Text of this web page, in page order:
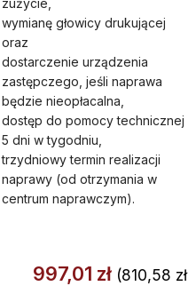
zużycie,
wymianę głowicy drukującej
oraz
dostarczenie urządzenia
zastępczego, jeśli naprawa
będzie nieopłacalna,
dostęp do pomocy technicznej
5 dni w tygodniu,
trzydniowy termin realizacji
naprawy (od otrzymania w
centrum naprawczym).
997,01 zł (810,58 zł